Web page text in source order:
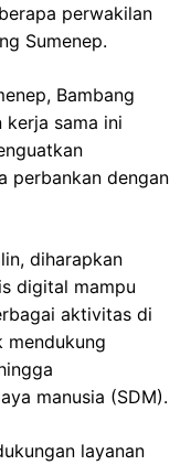
perwakilan
Sumenep.
Bambang
kerja sama ini
perbankan dengan
diharapkan
digital mampu
aktivitas di
mendukung
manusia (SDM).
layanan